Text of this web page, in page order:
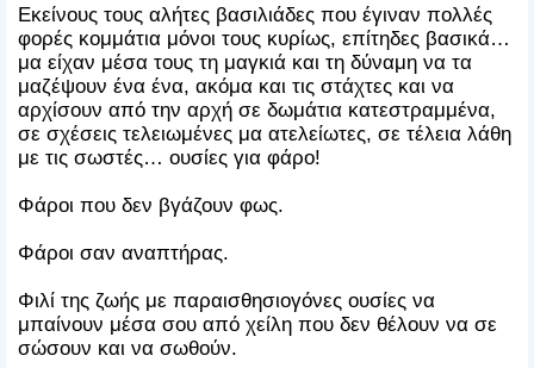
Εκείνους τους αλήτες βασιλιάδες που έγιναν πολλές
φορές κομμάτια μόνοι τους κυρίως, επίτηδες βασικά…
μα είχαν μέσα τους τη μαγκιά και τη δύναμη να τα
μαζέψουν ένα ένα, ακόμα και τις στάχτες και να
αρχίσουν από την αρχή σε δωμάτια κατεστραμμένα,
σε σχέσεις τελειωμένες μα ατελείωτες, σε τέλεια λάθη
με τις σωστές… ουσίες για φάρο!
Φάροι που δεν βγάζουν φως.
Φάροι σαν αναπτήρας.
Φιλί της ζωής με παραισθησιογόνες ουσίες να
μπαίνουν μέσα σου από χείλη που δεν θέλουν να σε
σώσουν και να σωθούν.